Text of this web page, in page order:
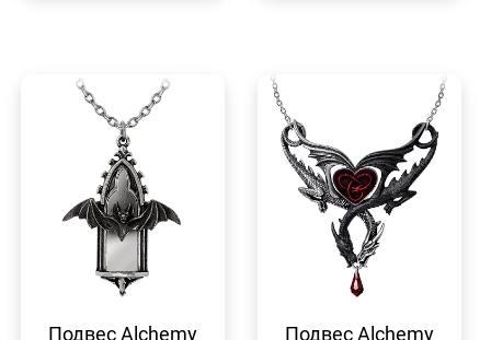
ПРОСМОТР
Подвес Alchemy
ПРОСМОТР
Подвес Alchemy